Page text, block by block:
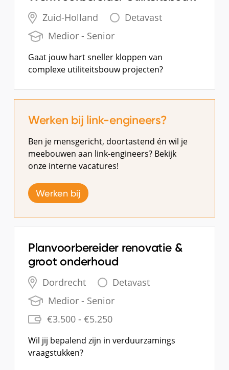
Zuid-Holland
Detavast
Medior - Senior
Gaat jouw hart sneller kloppen van
complexe utiliteitsbouw projecten?
Werken bij link-engineers?
Ben je mensgericht, doortastend én wil je
meebouwen aan link-engineers? Bekijk
onze interne vacatures!
Werken bij
Planvoorbereider renovatie &
groot onderhoud
Dordrecht
Detavast
Medior - Senior
€3.500 - €5.250
Wil jij bepalend zijn in verduurzamings
vraagstukken?